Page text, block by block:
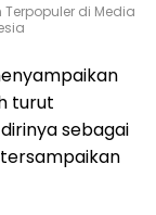
di Media
turut
sebagai